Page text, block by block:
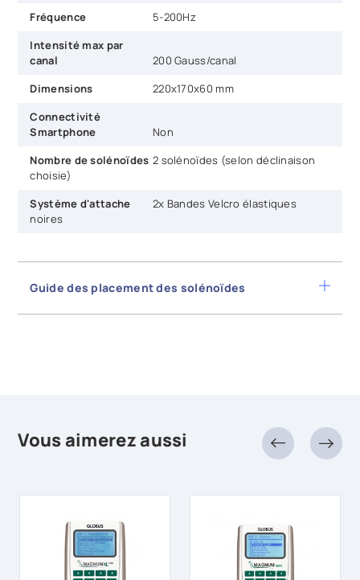
Fréquence
5-200Hz
Intensité max par
canal
200 Gauss/canal
Dimensions
220x170x60 mm
Connectivité
Smartphone
Non
Nombre de solénoïdes 2 solénoïdes (selon déclinaison
choisie)
Système d'attache
2x Bandes Velcro élastiques
noires
Guide des placement des solénoïdes
FR :
POSITIONNEMENT DES SOLÉNOÏDES
Vous aimerez aussi